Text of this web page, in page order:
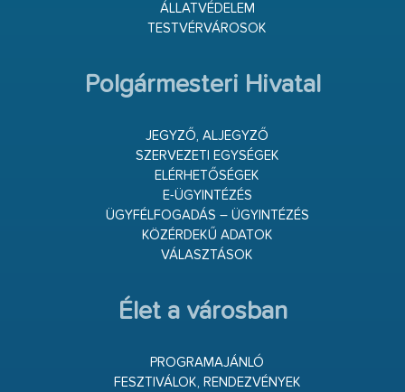
ÁLLATVÉDELEM
TESTVÉRVÁROSOK
Polgármesteri Hivatal
JEGYZŐ, ALJEGYZŐ
SZERVEZETI EGYSÉGEK
ELÉRHETŐSÉGEK
E-ÜGYINTÉZÉS
ÜGYFÉLFOGADÁS – ÜGYINTÉZÉS
KÖZÉRDEKŰ ADATOK
VÁLASZTÁSOK
Élet a városban
PROGRAMAJÁNLÓ
FESZTIVÁLOK, RENDEZVÉNYEK